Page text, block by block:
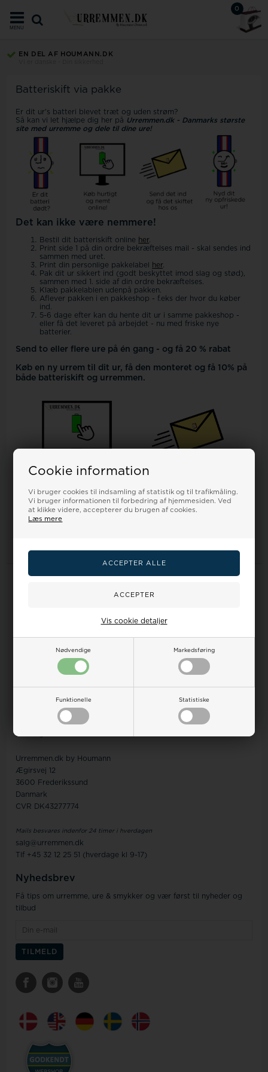
Cookie information
Vi bruger cookies til indsamling af statistik og til trafikmåling.
Vi bruger informationen til forbedring af hjemmesiden. Ved
at klikke videre, accepterer du brugen af cookies.
Læs mere
Nødvendige Markedsføring
Funktionelle Statistiske
Vis cookie detaljer
0
MENU
EN DEL AF HOUMANN.DK
Batteriskift via pakke
Er dit ur's batteri blevet træt og uden strøm?
Så kan vi let hjælpe dig her på Urremmen.dk - Danmarks største
site med urremme og dele til dine ure!
Det kan ikke være nemmere!
Bestil dit batteriskift online her.
Print side 1 på din ordre bekræftelses mail - skal sendes ind
sammen med uret.
Print din personlige pakkelabel
her.
Pak dit ur sikkert ind (godt beskyttet imod slag og stød),
sammen med 1. side af din ordre bekræftelses.
Klæb pakkelablen udenpå pakken.
Aflever pakken i en pakkeshop - f.eks der hvor du køber
ind.
5-6 dage efter kan du hente dit ur i samme pakkeshop -
eller få det leveret på arbejdet - nu med friske nye
batterier.
Send to eller flere ure på én gang - og få 20 % rabat
Køb en ny urrem til dit ur, få den monteret og få 10% på
både batteriskift og urremmen.
Information
Retur/Ombytning
Kundeservice
Ingen betjening på adressen
Personlig henvendelse kun efter aftale
Urremmen.dk by Houmann
Ægirsvej 12
3600 Frederikssund
Danmark
CVR DK43277774
Mails besvares indenfor 24 timer i hverdagen
salg@urremmen.dk
Tlf +45 32 12 25 51 (hverdage kl 9-17)
Nyhedsbrev
Få tips om urremme, ure & smykker og vær først til nyheder og
tilbud